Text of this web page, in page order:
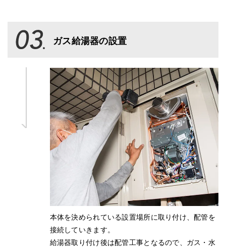
ガス給湯器の設置
本体を決められている設置場所に取り付け、配管を
接続していきます。
給湯器取り付け後は配管工事となるので、ガス・水